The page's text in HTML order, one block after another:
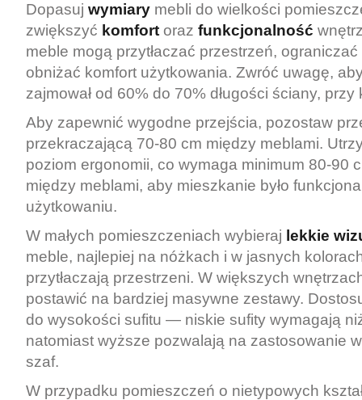
Dopasuj wymiary mebli do wielkości
zwiększyć komfort oraz funkcjonalność
meble mogą przytłaczać przestrzeń,
obniżać komfort użytkowania. Zwróć uwagę,
zajmował od 60% do 70% długości ściany, przy
Aby zapewnić wygodne przejścia, pozostaw
przekraczającą 70-80 cm między meblami.
poziom ergonomii, co wymaga minimum 80-90
między meblami, aby mieszkanie było
użytkowaniu.
W małych pomieszczeniach wybieraj lekkie
meble, najlepiej na nóżkach i w jasnych
przytłaczają przestrzeni. W większych
postawić na bardziej masywne zestawy.
do wysokości sufitu — niskie sufity wymagają
natomiast wyższe pozwalają na zastosowanie
szaf.
W przypadku pomieszczeń o nietypowych